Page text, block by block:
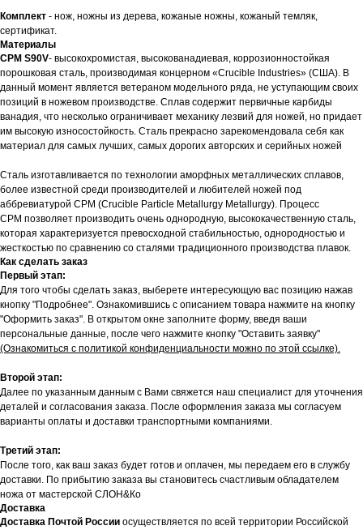
Комплект - нож, ножны из дерева, кожаные ножны, кожаный темляк,
сертификат.
Материалы
CPM S90V- высокохромистая, высокованадиевая, коррозионностойкая
порошковая сталь, производимая концерном «Crucible Industries» (США). В
данный момент является ветераном модельного ряда, не уступающим своих
позиций в ножевом производстве. Сплав содержит первичные карбиды
ванадия, что несколько ограничивает механику лезвий для ножей, но придает
им высокую износостойкость. Сталь прекрасно зарекомендовала себя как
материал для самых лучших, самых дорогих авторских и серийных ножей
Сталь изготавливается по технологии аморфных металлических сплавов,
более известной среди производителей и любителей ножей под
аббревиатурой СРМ (Crucible Particle Metallurgy Metallurgy). Процесс
CPM позволяет производить очень однородную, высококачественную сталь,
которая характеризуется превосходной стабильностью, однородностью и
жесткостью по сравнению со сталями традиционного производства плавок.
Как сделать заказ
Первый этап:
Для того чтобы сделать заказ, выберете интересующую вас позицию нажав
кнопку "Подробнее". Ознакомившись с описанием товара нажмите на кнопку
"Оформить заказ". В открытом окне заполните форму, введя ваши
персональные данные, после чего нажмите кнопку "Оставить заявку"
(Ознакомиться с политикой конфиденциальности можно по этой ссылке).
Второй этап:
Далее по указанным данным с Вами свяжется наш специалист для уточнения
деталей и согласования заказа. После оформления заказа мы согласуем
варианты оплаты и доставки транспортными компаниями.
Третий этап:
После того, как ваш заказ будет готов и оплачен, мы передаем его в службу
доставки. По прибытию заказа вы становитесь счастливым обладателем
ножа от мастерской СЛОН&Ко
Доставка
Доставка Почтой России осуществляется по всей территории Российской